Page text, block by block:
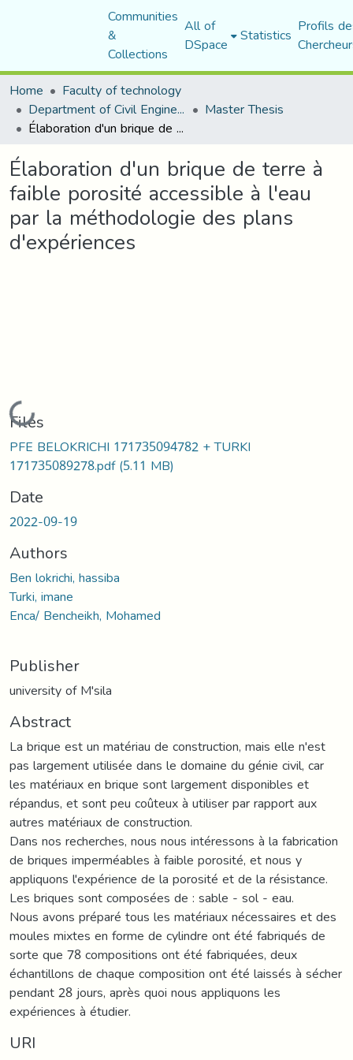
Communities
&
Collections
All of
DSpace Statistics Profils
Home
Faculty of technology
Department of Civil Engineering Master Thesis
Élaboration d'un brique de terre à faible porosité accessible à l'eau par la méthodologie des plans d'expériences
Élaboration d'un brique de terre à
faible porosité accessible à l'eau
par la méthodologie des plans
d'expériences
Loading...
Files
PFE BELOKRICHI 171735094782 + TURKI
171735089278.pdf(5.11 MB)
Date
2022-09-19
Authors
Ben lokrichi, hassiba
Turki, imane
Enca/ Bencheikh, Mohamed
Publisher
university of M'sila
Abstract
La brique est un matériau de construction, mais elle n'est
pas largement utilisée dans le domaine du génie civil, car
les matériaux en brique sont largement disponibles et
répandus, et sont peu coûteux à utiliser par rapport aux
autres matériaux de construction.
Dans nos recherches, nous nous intéressons à la fabrication
de briques imperméables à faible porosité, et nous y
appliquons l'expérience de la porosité et de la résistance.
Les briques sont composées de : sable - sol - eau.
Nous avons préparé tous les matériaux nécessaires et des
moules mixtes en forme de cylindre ont été fabriqués de
sorte que 78 compositions ont été fabriquées, deux
échantillons de chaque composition ont été laissés à sécher
pendant 28 jours, après quoi nous appliquons les
expériences à étudier.
URI